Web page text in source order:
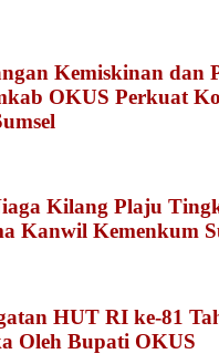
Kemiskinan dan
OKUS Perkuat
Kilang Plaju
Kanwil Kemenkum
HUT RI ke-81
Oleh Bupati OKUS